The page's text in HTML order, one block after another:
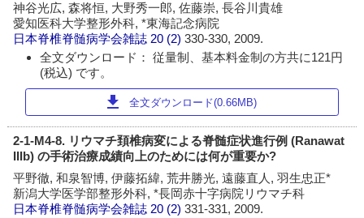
神谷光広, 森将恒, 大野秀一郎, 佐藤崇, 長谷川貴雄
愛知医科大学整形外科, *東海記念病院
日本脊椎脊髄病学会雑誌 20 (2)330-330, 2009.
全文ダウンロード： 従量制、基本料金制の方共に121円
(税込) です。
download 全文ダウンロード(0.66MB)
2-1-M4-8. リウマチ頚椎病変による脊髄症状進行例 (Ranawat
IIIb) の手術治療成績向上のためには何が重要か?
平野徹, 和泉智博, 伊藤拓緯, 荒井勝光, 遠藤直人, 羽生忠正*
新潟大学医学部整形外科, *長岡赤十字病院リウマチ科
日本脊椎脊髄病学会雑誌 20 (2)331-331, 2009.